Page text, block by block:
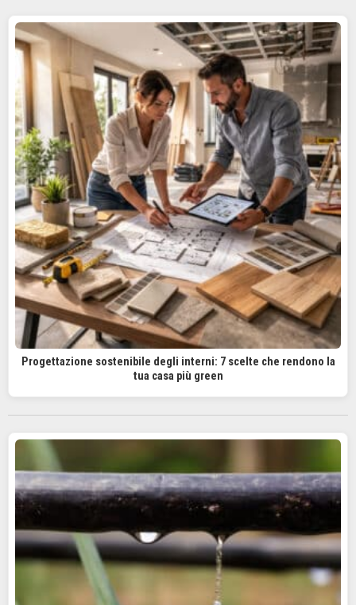
Progettazione sostenibile degli interni: 7 scelte che rendono la
tua casa più green